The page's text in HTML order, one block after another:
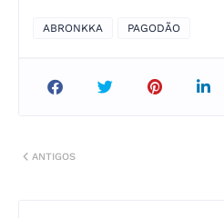
ABRONKKA PAGODÃO
ANTIGOS